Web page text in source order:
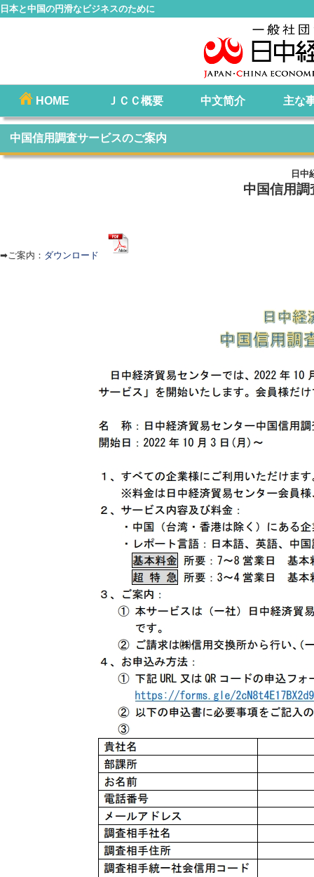
日本と中国の円滑なビジネスのために
メインメニュー
テ
HOME ＪＣＣ概要 中文简介 主な
中国信用調査サービスのご案内
日中
中国信用
➡ご案内： ダウンロード